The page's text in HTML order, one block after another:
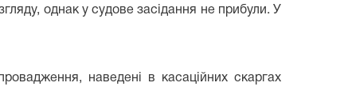
однак у судове засідання не прибули. У
наведені в касаційних скаргах